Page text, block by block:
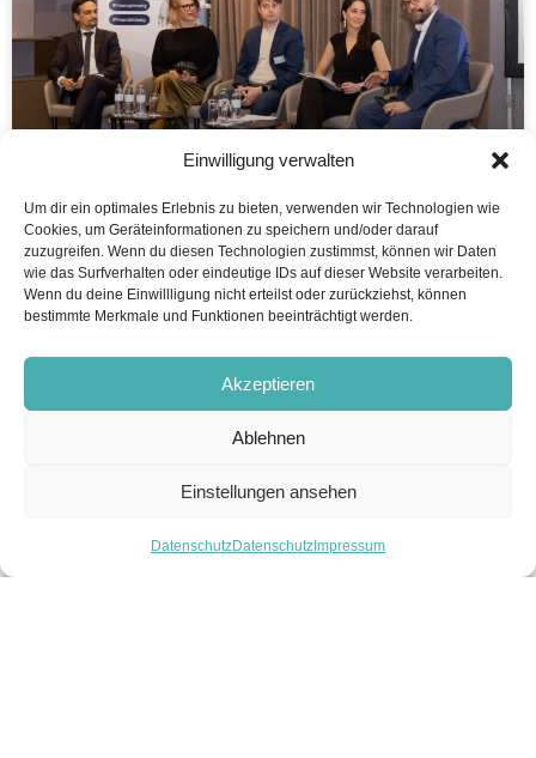
Einwilligung verwalten
Um dir ein optimales Erlebnis zu bieten, verwenden wir Technologien wie
Cookies, um Geräteinformationen zu speichern und/oder darauf
zuzugreifen. Wenn du diesen Technologien zustimmst, können wir Daten
wie das Surfverhalten oder eindeutige IDs auf dieser Website verarbeiten.
Wenn du deine Einwillligung nicht erteilst oder zurückziehst, können
bestimmte Merkmale und Funktionen beeinträchtigt werden.
Akzeptieren
Ablehnen
Einstellungen ansehen
DatenschutzDatenschutz Impressum
Rückblick Finanzplaner Forum 2026
„Wer von Ihnen hat im Beratungsalltag mit dem Thema
Nachhaltigkeit